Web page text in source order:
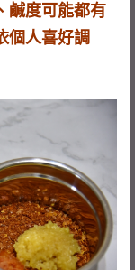
鹹度可能都有
個人喜好調